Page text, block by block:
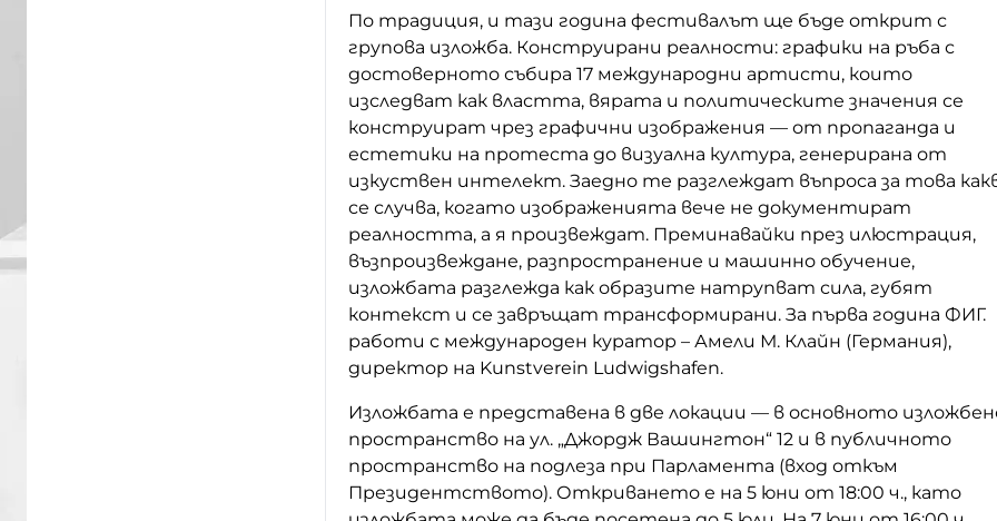
По традиция, и тази година фестивалът ще бъде открит с
групова изложба. Конструирани реалности: графики на ръба с
достоверното събира 17 международни артисти, които
изследват как властта, вярата и политическите значения се
конструират чрез графични изображения — от пропаганда и
естетики на протеста до визуална култура, генерирана от
изкуствен интелект. Заедно те разглеждат въпроса за това
се случва, когато изображенията вече не документират
реалността, а я произвеждат. Преминавайки през илюстрация,
възпроизвеждане, разпространение и машинно обучение,
изложбата разглежда как образите натрупват сила, губят
контекст и се завръщат трансформирани. За първа година ФИГ.
работи с международен куратор – Амели М. Клайн (Германия),
директор на Kunstverein Ludwigshafen.
Изложбата е представена в две локации — в основното
пространство на ул. „Джордж Вашингтон“ 12 и в публичното
пространство на подлеза при Парламента (вход откъм
Президентството). Откриването е на 5 юни от 18:00 ч., като